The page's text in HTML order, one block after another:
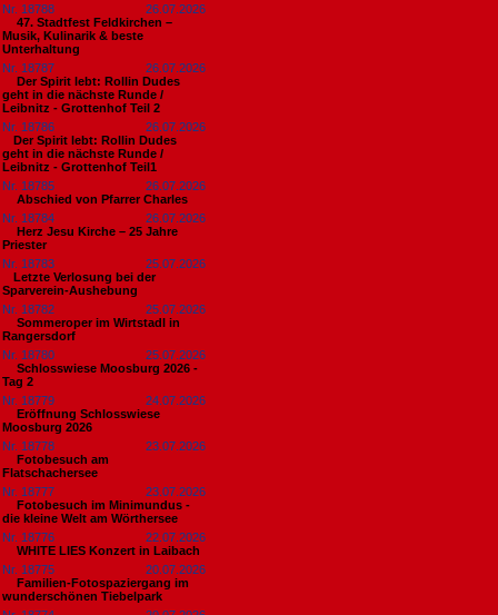
Nr. 18788
26.07.2026
47. Stadtfest Feldkirchen –
Musik, Kulinarik & beste
Unterhaltung
Nr. 18787
26.07.2026
Der Spirit lebt: Rollin Dudes
geht in die nächste Runde /
Leibnitz - Grottenhof Teil 2
Nr. 18786
26.07.2026
​Der Spirit lebt: Rollin Dudes
geht in die nächste Runde /
Leibnitz - Grottenhof Teil1
Nr. 18785
26.07.2026
Abschied von Pfarrer Charles
Nr. 18784
26.07.2026
Herz Jesu Kirche – 25 Jahre
Priester
Nr. 18783
25.07.2026
​Letzte Verlosung bei der
Sparverein-Aushebung
Nr. 18782
25.07.2026
Sommeroper im Wirtstadl in
Rangersdorf
Nr. 18780
25.07.2026
Schlosswiese Moosburg 2026 -
Tag 2
Nr. 18779
24.07.2026
Eröffnung Schlosswiese
Moosburg 2026
Nr. 18778
23.07.2026
Fotobesuch am
Flatschachersee
Nr. 18777
23.07.2026
Fotobesuch im Minimundus -
die kleine Welt am Wörthersee
Nr. 18776
22.07.2026
WHITE LIES Konzert in Laibach
Nr. 18775
20.07.2026
Familien-Fotospaziergang im
wunderschönen Tiebelpark